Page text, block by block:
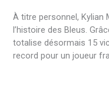
À titre personnel, Kylian
l’histoire des Bleus.
totalise désormais 15
record pour un joueur